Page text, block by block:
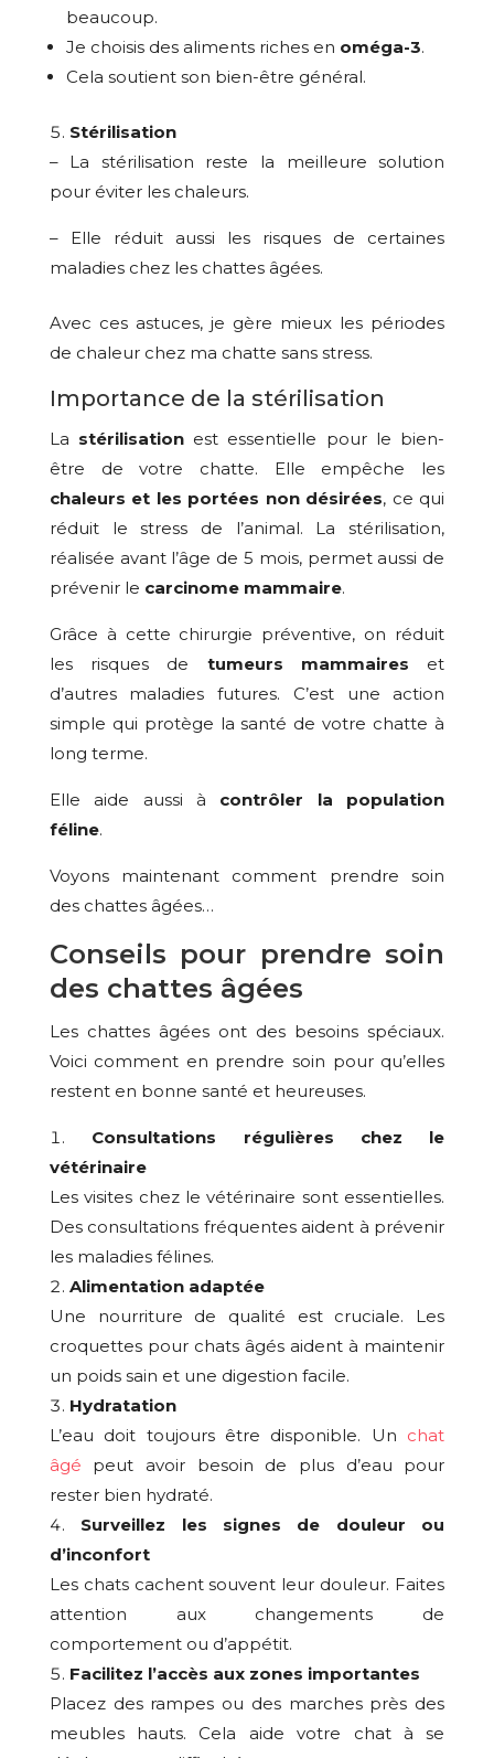
beaucoup.
Je choisis des aliments riches en oméga-3.
Cela soutient son bien-être général.
Stérilisation
– La stérilisation reste la meilleure solution
pour éviter les chaleurs.
– Elle réduit aussi les risques de certaines
maladies chez les chattes âgées.
Avec ces astuces, je gère mieux les périodes
de chaleur chez ma chatte sans stress.
Importance de la stérilisation
La stérilisation est essentielle pour le bien-
être de votre chatte. Elle empêche les
chaleurs et les portées non désirées, ce qui
réduit le stress de l’animal. La stérilisation,
réalisée avant l’âge de 5 mois, permet aussi de
prévenir le carcinome mammaire.
Grâce à cette chirurgie préventive, on réduit
les risques de tumeurs mammaires et
d’autres maladies futures. C’est une action
simple qui protège la santé de votre chatte à
long terme.
Elle aide aussi à contrôler la population
féline.
Voyons maintenant comment prendre soin
des chattes âgées…
Conseils pour prendre soin
des chattes âgées
Les chattes âgées ont des besoins spéciaux.
Voici comment en prendre soin pour qu’elles
restent en bonne santé et heureuses.
Consultations régulières chez le
vétérinaire
Les visites chez le vétérinaire sont essentielles.
Des consultations fréquentes aident à prévenir
les maladies félines.
Alimentation adaptée
Une nourriture de qualité est cruciale. Les
croquettes pour chats âgés aident à maintenir
un poids sain et une digestion facile.
Hydratation
L’eau doit toujours être disponible. Un chat
âgé peut avoir besoin de plus d’eau pour
rester bien hydraté.
Surveillez les signes de douleur ou
d’inconfort
Les chats cachent souvent leur douleur. Faites
attention aux changements de
comportement ou d’appétit.
Facilitez l’accès aux zones importantes
Placez des rampes ou des marches près des
meubles hauts. Cela aide votre chat à se